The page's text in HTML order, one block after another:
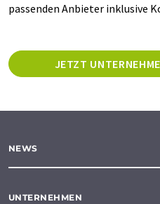
passenden Anbieter inklusive
JETZT
NEWS
UNTERNEHMEN